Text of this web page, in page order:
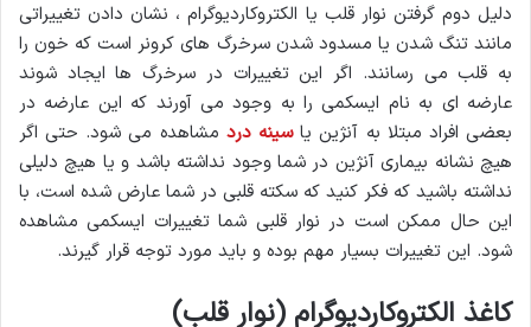
دلیل دوم گرفتن نوار قلب یا الکتروکاردیوگرام ، نشان دادن تغییراتی
مانند تنگ شدن یا مسدود شدن سرخرگ های کرونر است که خون را
به قلب می رسانند. اگر این تغییرات در سرخرگ ها ایجاد شوند
عارضه ای به نام ایسکمی را به وجود می آورند که این عارضه در
بعضی افراد مبتلا به آنژین یاسینه درد مشاهده می شود. حتی اگر
هیچ نشانه بیماری آنژین در شما وجود نداشته باشد و یا هیچ دلیلی
نداشته باشید که فکر کنید که سکته قلبی در شما عارض شده است، با
این حال ممکن است در نوار قلبی شما تغییرات ایسکمی مشاهده
شود. این تغییرات بسیار مهم بوده و باید مورد توجه قرار گیرند.
کاغذ الکتروکاردیوگرام (نوار قلب)